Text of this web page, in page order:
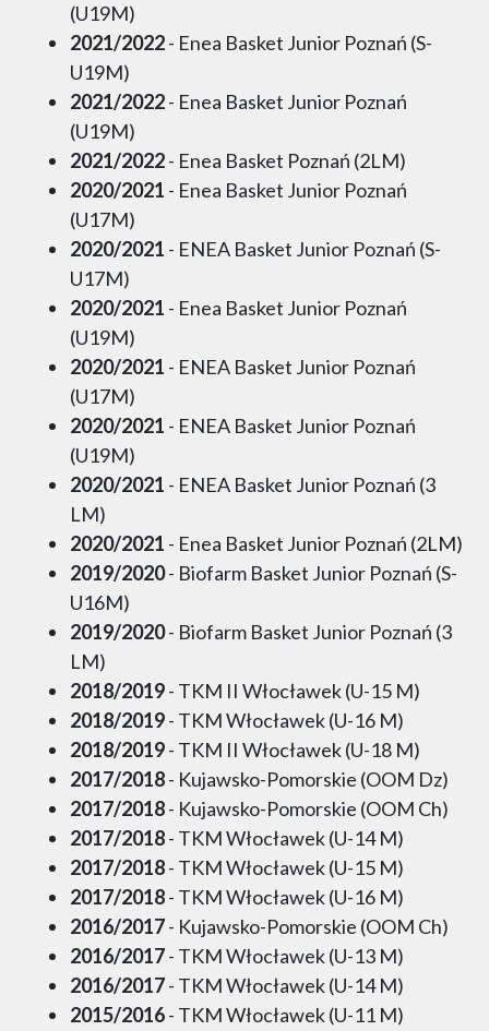
(U19M)
2021/2022- Enea Basket Junior Poznań (S-
U19M)
2021/2022- Enea Basket Junior Poznań
(U19M)
2021/2022- Enea Basket Poznań (2LM)
2020/2021 - Enea Basket Junior Poznań
(U17M)
2020/2021 - ENEA Basket Junior Poznań (S-
U17M)
2020/2021 - Enea Basket Junior Poznań
(U19M)
2020/2021 - ENEA Basket Junior Poznań
(U17M)
2020/2021 - ENEA Basket Junior Poznań
(U19M)
2020/2021 - ENEA Basket Junior Poznań (3
LM)
2020/2021 - Enea Basket Junior Poznań (2LM)
2019/2020- Biofarm Basket Junior Poznań (S-
U16M)
2019/2020- Biofarm Basket Junior Poznań (3
LM)
2018/2019- TKM II Włocławek (U-15 M)
2018/2019- TKM Włocławek (U-16 M)
2018/2019- TKM II Włocławek (U-18 M)
2017/2018- Kujawsko-Pomorskie (OOM Dz)
2017/2018- Kujawsko-Pomorskie (OOM Ch)
2017/2018- TKM Włocławek (U-14 M)
2017/2018- TKM Włocławek (U-15 M)
2017/2018- TKM Włocławek (U-16 M)
2016/2017- Kujawsko-Pomorskie (OOM Ch)
2016/2017- TKM Włocławek (U-13 M)
2016/2017- TKM Włocławek (U-14 M)
2015/2016- TKM Włocławek (U-11 M)